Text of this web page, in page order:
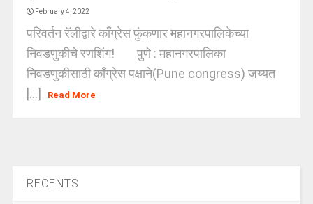
February 4, 2022
परिवर्तन रॅलीद्वारे काँग्रेस फुंकणार महानगरपालिकेच्या
निवडणुकीचे रणशिंग! पुणे : महानगरपालिका
निवडणुकीसाठी काँग्रेस पक्षाने(Pune congress) जय्यत
[...]
Read More
RECENTS